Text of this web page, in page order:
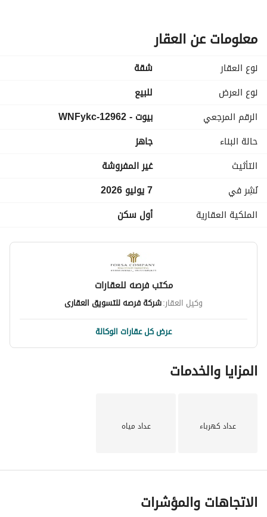
فرصه معاك فى اللى يهمك
متشلش هم
احنا مش بنبيع احنا بننقلك لحياه جديده
لمزيد من المعلومات اتصل بنا على التلفونات الاتيه
عرض معلومات الاتصال
عرض معلومات الاتصال
طنطا شارع حسن رضوان مع عنتر بن شداد
معلومات عن العقار
نوع العقار
شقة
نوع العرض
للبيع
الرقم المرجعي
بيوت - 12962-WNFykc
حالة البناء
جاهز
التأثيث
غير المفروشة
نُشِر في
7 يوليو 2026
الملكية العقارية
أول سكن
مكتب فرصه للعقارات
وكيل العقار:شركة فرصه للتسويق العقارى
عرض كل عقارات الوكالة
المزايا والخدمات
عداد كهرباء عداد مياه
الاتجاهات والمؤشرات